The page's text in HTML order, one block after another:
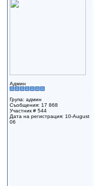
Админ
Група: админ
Съобщения: 17 868
Участник # 544
Дата на регистрация: 10-August
06